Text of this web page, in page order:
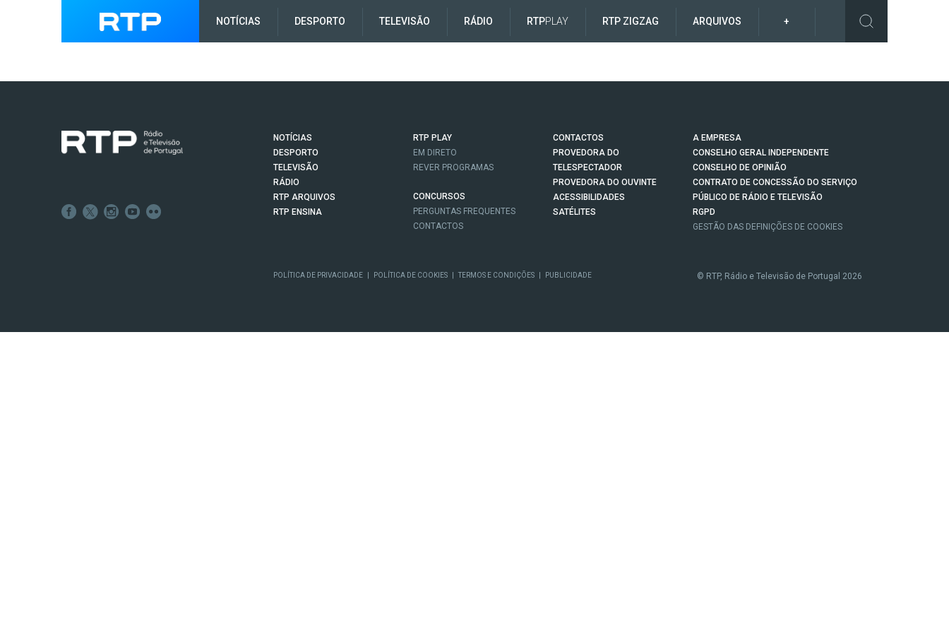
NOTÍCIAS DESPORTO TELEVISÃO RÁDIO RTPPLAY RTP ZIGZAG ARQUIVOS +
NOTÍCIAS
DESPORTO
TELEVISÃO
RÁDIO
RTP ARQUIVOS
RTP ENSINA
RTP PLAY
EM DIRETO
REVER PROGRAMAS
CONCURSOS
PERGUNTAS FREQUENTES
CONTACTOS
CONTACTOS
PROVEDORA DO
TELESPECTADOR
PROVEDORA DO OUVINTE
ACESSIBILIDADES
SATÉLITES
A EMPRESA
CONSELHO GERAL INDEPENDENTE
CONSELHO DE OPINIÃO
CONTRATO DE CONCESSÃO DO SERVIÇO
PÚBLICO DE RÁDIO E TELEVISÃO
RGPD
GESTÃO DAS DEFINIÇÕES DE COOKIES
POLÍTICA DE PRIVACIDADE POLÍTICA DE COOKIES TERMOS E CONDIÇÕES PUBLICIDADE © RTP, Rádio e Televisão de Portugal 2026